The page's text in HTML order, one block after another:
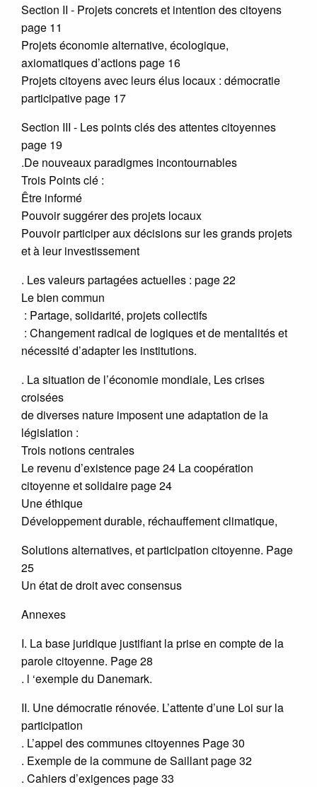
Section II - Projets concrets et intention des citoyens
page 11
Projets économie alternative, écologique,
axiomatiques d’actions page 16
Projets citoyens avec leurs élus locaux : démocratie
participative page 17
Section III - Les points clés des attentes citoyennes
page 19
.De nouveaux paradigmes incontournables
Trois Points clé :
Être informé
Pouvoir suggérer des projets locaux
Pouvoir participer aux décisions sur les grands projets
et à leur investissement
. Les valeurs partagées actuelles : page 22
Le bien commun
: Partage, solidarité, projets collectifs
: Changement radical de logiques et de mentalités et
nécessité d’adapter les institutions.
. La situation de l’économie mondiale, Les crises
croisées
de diverses nature imposent une adaptation de la
législation :
Trois notions centrales
Le revenu d’existence page 24 La coopération
citoyenne et solidaire page 24
Une éthique
Développement durable, réchauffement climatique,
Solutions alternatives, et participation citoyenne. Page
25
Un état de droit avec consensus
Annexes
I. La base juridique justifiant la prise en compte de la
parole citoyenne. Page 28
. l ‘exemple du Danemark.
II. Une démocratie rénovée. L’attente d’une Loi sur la
participation
. L’appel des communes citoyennes Page 30
. Exemple de la commune de Saillant page 32
. Cahiers d’exigences page 33